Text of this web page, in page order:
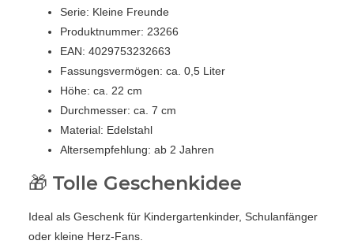
Serie: Kleine Freunde
Produktnummer: 23266
EAN: 4029753232663
Fassungsvermögen: ca. 0,5 Liter
Höhe: ca. 22 cm
Durchmesser: ca. 7 cm
Material: Edelstahl
Altersempfehlung: ab 2 Jahren
🎁 Tolle Geschenkidee
Ideal als Geschenk für Kindergartenkinder, Schulanfänger
oder kleine Herz-Fans.